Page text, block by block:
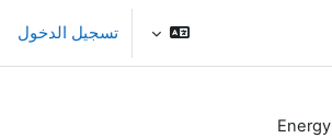
تسجيل الدخول
Energy